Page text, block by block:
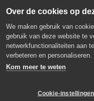
Over de cookies op
We maken gebruik van
gebruik van deze website te
netwerkfunctionaliteiten aan
verbeteren en personaliseren.
Kom meer te weten
Cookie-instellingen